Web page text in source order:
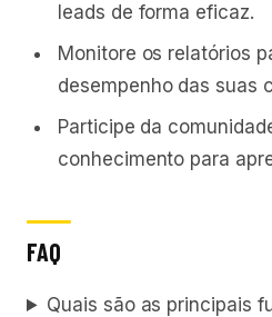
leads de forma eficaz.
Monitore os relatórios
desempenho das suas
Participe da
conhecimento para
FAQ
Quais são as principais